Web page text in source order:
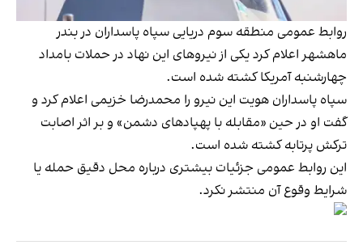
روابط عمومی منطقه سوم دریایی سپاه پاسداران در بندر
ماهشهر اعلام کرد یکی از نیروهای این نهاد در حملات بامداد
چهارشنبه آمریکا کشته شده است.
سپاه پاسداران هویت این نیرو را محمدرضا خزیمی اعلام کرد و
گفت او در حین «مقابله با پهپادهای دشمن» و بر اثر اصابت
ترکش پرتابه کشته شده است.
این روابط عمومی جزئیات بیشتری درباره محل دقیق حمله یا
شرایط وقوع آن منتشر نکرد.